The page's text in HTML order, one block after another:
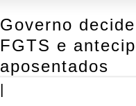
Governo
FGTS e
aposentados
|